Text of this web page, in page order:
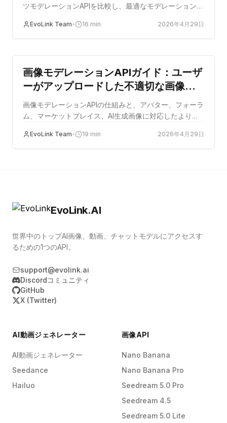
ツモデレーションAPIを比較し、最適なモデレーション構
EvoLink Team• 16 min 2026年4月29日
guide
画像モデレーションAPIガイド：ユーザ
ーがアップロードした不適切な画像を
フィルタリングする方法
画像モデレーションAPIの仕組みと、アバター、フォーラ
ム、マーケットプレイス、AI生成画像に対応したより安
EvoLink Team• 19 min 2026年4月29日
EvoLink.AI
世界中のトップAI画像、動画、チャットモデルにアクセスす
るための1つのAPI。
support@evolink.ai
Discordコミュニティ
GitHub
X (Twitter)
AI動画ジェネレーター
AI動画ジェネレーター
Seedance
Hailuo
画像API
Nano Banana
Nano Banana Pro
Seedream 5.0 Pro
Seedream 4.5
Seedream 5.0 Lite